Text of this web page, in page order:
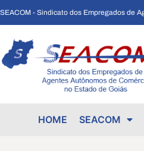
SEACOM - Sindicato dos Empregados de
HOME SEACOM